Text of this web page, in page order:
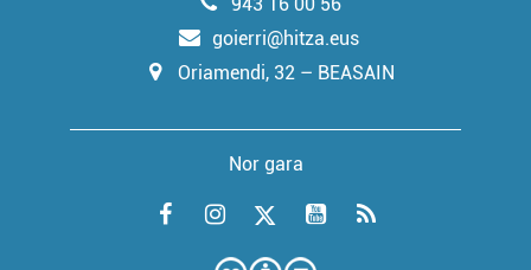
goierri@hitza.eus
Oriamendi, 32 – BEASAIN
Nor gara